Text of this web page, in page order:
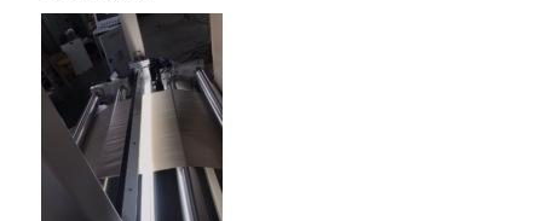
創立
應用